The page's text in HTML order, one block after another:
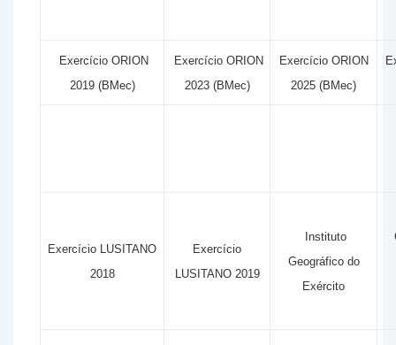
Exercício ORION
2019 (BMec)
Exercício ORION
2023 (BMec)
Exercício ORION
2025 (BMec)
Exercício LUSITANO
2018
Exercício
LUSITANO 2019
Instituto
Geográfico do
Exército